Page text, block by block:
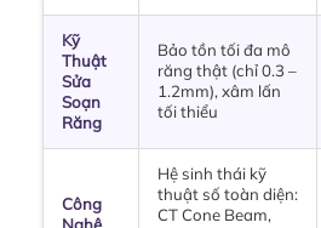
Kỹ
Thuật
Sửa
Soạn
Răng
Bảo tồn tối đa mô
răng thật (chỉ 0.3 –
1.2mm), xâm lấn
tối thiểu
Công
Nghệ
Hệ sinh thái kỹ
thuật số toàn diện:
CT Cone Beam,